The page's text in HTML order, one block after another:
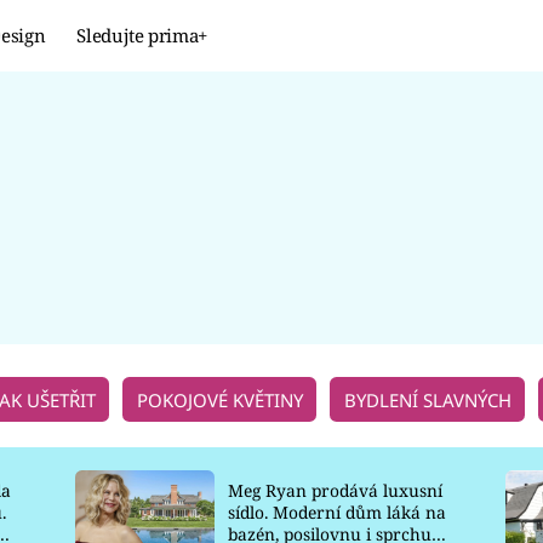
Sledujte prima+
UŠETŘIT POKOJOVÉ KVĚTINY BYDLENÍ SLAVNÝCH
Meg Ryan prodává luxusní
sídlo. Moderní dům láká na
bazén, posilovnu i sprchu